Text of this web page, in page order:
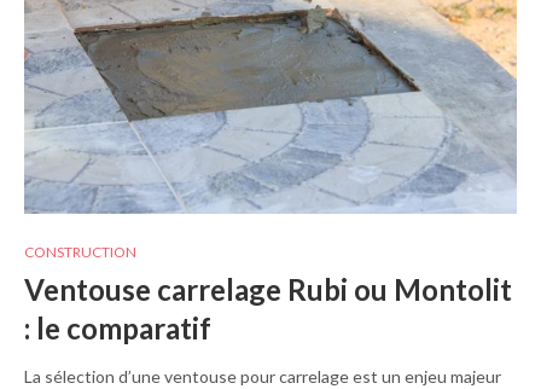
CONSTRUCTION
Ventouse carrelage Rubi ou Montolit
: le comparatif
La sélection d’une ventouse pour carrelage est un enjeu majeur